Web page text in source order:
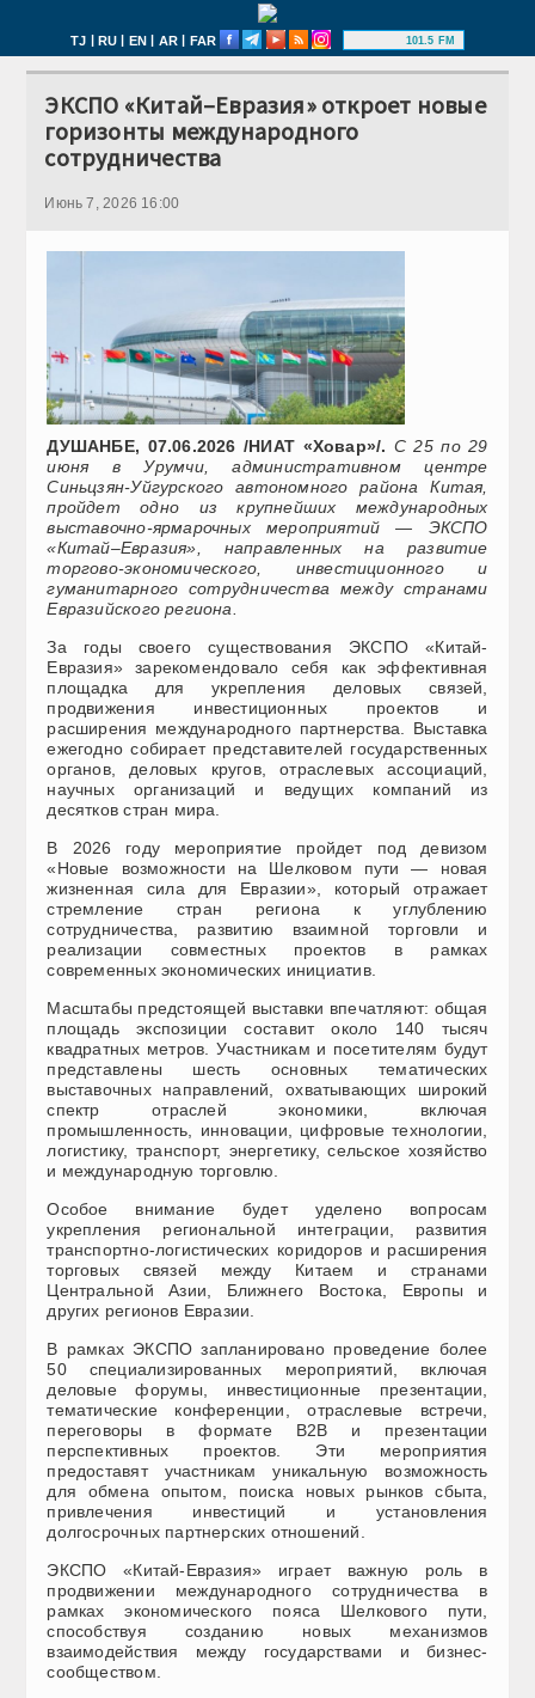
TJ | RU | EN | AR | FAR 101.5 FM
ЭКСПО «Китай–Евразия» откроет новые
горизонты международного
сотрудничества
Июнь 7, 2026 16:00
ДУШАНБЕ, 07.06.2026 /НИАТ «Ховар»/. С 25 по 29
июня в Урумчи, административном центре
Синьцзян-Уйгурского автономного района Китая,
пройдет одно из крупнейших международных
выставочно-ярмарочных мероприятий — ЭКСПО
«Китай–Евразия», направленных на развитие
торгово-экономического, инвестиционного и
гуманитарного сотрудничества между странами
Евразийского региона.
За годы своего существования ЭКСПО «Китай-
Евразия» зарекомендовало себя как эффективная
площадка для укрепления деловых связей,
продвижения инвестиционных проектов и
расширения международного партнерства. Выставка
ежегодно собирает представителей государственных
органов, деловых кругов, отраслевых ассоциаций,
научных организаций и ведущих компаний из
десятков стран мира.
В 2026 году мероприятие пройдет под девизом
«Новые возможности на Шелковом пути — новая
жизненная сила для Евразии», который отражает
стремление стран региона к углублению
сотрудничества, развитию взаимной торговли и
реализации совместных проектов в рамках
современных экономических инициатив.
Масштабы предстоящей выставки впечатляют: общая
площадь экспозиции составит около 140 тысяч
квадратных метров. Участникам и посетителям будут
представлены шесть основных тематических
выставочных направлений, охватывающих широкий
спектр отраслей экономики, включая
промышленность, инновации, цифровые технологии,
логистику, транспорт, энергетику, сельское хозяйство
и международную торговлю.
Особое внимание будет уделено вопросам
укрепления региональной интеграции, развития
транспортно-логистических коридоров и расширения
торговых связей между Китаем и странами
Центральной Азии, Ближнего Востока, Европы и
других регионов Евразии.
В рамках ЭКСПО запланировано проведение более
50 специализированных мероприятий, включая
деловые форумы, инвестиционные презентации,
тематические конференции, отраслевые встречи,
переговоры в формате B2B и презентации
перспективных проектов. Эти мероприятия
предоставят участникам уникальную возможность
для обмена опытом, поиска новых рынков сбыта,
привлечения инвестиций и установления
долгосрочных партнерских отношений.
ЭКСПО «Китай-Евразия» играет важную роль в
продвижении международного сотрудничества в
рамках экономического пояса Шелкового пути,
способствуя созданию новых механизмов
взаимодействия между государствами и бизнес-
сообществом.